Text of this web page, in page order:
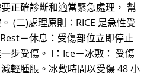
正確診斷和適當緊急處理， 幫
(二)處理原則：RICE 是急性受
－休息：受傷部位立即停止
步受傷。 I：Ice－冰敷： 受傷
輕腫脹。冰敷時間以受傷 48 小